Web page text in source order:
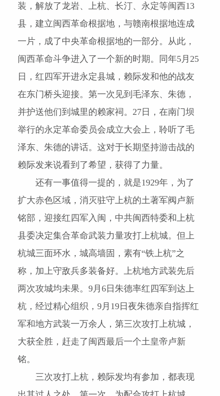
装，解放了龙岩、上杭、长汀、永定等闽西13
县，建立闽西革命根据地，与赣南根据地连成
一片，成了中央革命根据地的一部分。从此，
闽西革命斗争进入了一个新的时期。
同年5 月 25
日，红四军开进永定县城，赖际发和他的战友
在东门桥头迎接。第一次见到毛泽东、朱德，
并护送他们到城里的赖家祠。 27日，在南门坝
举行的永定革命委员会成立大会上，聆听了毛
泽东、朱德的讲话。这对于长期坚持游击战的
赖际发来说看到了希望，获得了力量。
还有一事值得一提的，就是1929年，为了
扩大赤色区域，消灭驻守上杭的土著军阀卢新
铭部，迎接红四军入闽，中共闽西特委和上杭
县委决定集合革命武装力量攻打上杭城。但上
杭城三面环水，城高墙固，素有“铁上杭”之
称，加上守敌兵多装备好。上杭地方武装先后
两次攻城均未果。9 月6日朱德率红四军到达上
杭，经过精心组织，9 月 19日夜朱德亲自指挥红
军和地方武装一万余人，第三次攻打上杭城，
大获全胜，赶走了闽西最后一个土皇帝卢新
铭。
三次攻打上杭，赖际发均有参加，都表现